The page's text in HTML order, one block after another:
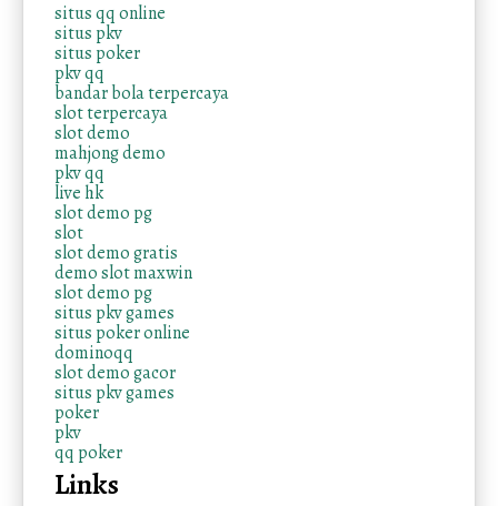
situs qq online
situs pkv
situs poker
pkv qq
bandar bola terpercaya
slot terpercaya
slot demo
mahjong demo
pkv qq
live hk
slot demo pg
slot
slot demo gratis
demo slot maxwin
slot demo pg
situs pkv games
situs poker online
dominoqq
slot demo gacor
situs pkv games
poker
pkv
qq poker
Links